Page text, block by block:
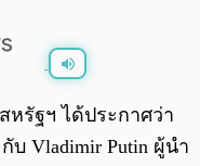
0:00
หรัฐฯ ได้ประกาศว่า
บ Vladimir Putin ผู้นำ